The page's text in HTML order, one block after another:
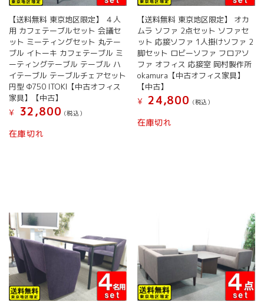
【送料無料 東京地区限定】 ４人
用 カフェテーブルセット 会議セ
ット ミーティングセット 丸テー
ブル イトーキ カフェテーブル ミ
ーティングテーブル テーブル ハ
イテーブル テーブルチェアセット
円型 Φ750 ITOKI【中古オフィス
家具】【中古】
¥
32,800 (税込）
在庫切れ
【送料無料 東京地区限定】 オカ
ムラ ソファ 2点セット ソファセ
ット 応接ソファ 1人掛けソファ 2
脚セット ロビーソファ フロアソ
ファ オフィス 応接室 岡村製作所
okamura【中古オフィス家具】
【中古】
¥ 24,800 (税込）
在庫切れ